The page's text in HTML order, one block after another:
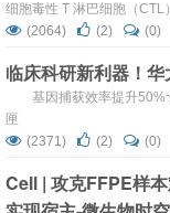
细胞毒性 T 淋巴细胞（
碍，尤其是在癌症晚期。
(2064) (2) (0)
临床科研新利器！
基因捕获效率提升
匣
(2371)
(2) (0)
Cell | 攻克FFPE样